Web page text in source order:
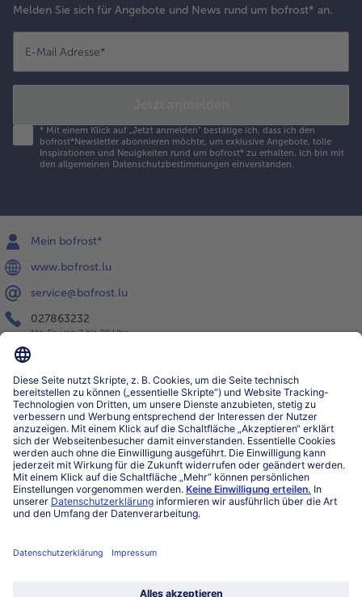
Melden Sie sich für Angebote und News rund um bofrost* an.
E-Mail Adresse*
* Mit einem Klick auf „Jetzt anmelden" bestätige ich, dass ich den
bofrost*Newsletter abonnieren möchte, um exklusive Angebote, tolle
Inspirationen und Neuigkeiten rund um bofrost* zu erhalten. Ich bin mit
den allgemeinen Datenschutzbestimmungen einverstanden.
Mein bofrost*
www.bofrost.lu
service@bofrost.lu
027863232
Mo-Fr. von 7 bis 20 Uhr
Service
Über bofrost*
Kategorien